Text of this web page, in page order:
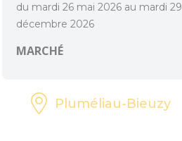
du mardi 26 mai 2026 au mardi 29
décembre 2026
MARCHÉ
Pluméliau-Bieuzy